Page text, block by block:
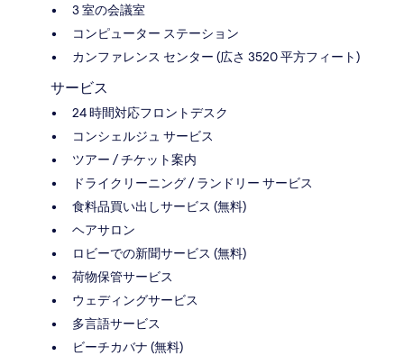
3 室の会議室
コンピューター ステーション
カンファレンス センター (広さ 3520 平方フィート)
サービス
24 時間対応フロントデスク
コンシェルジュ サービス
ツアー / チケット案内
ドライクリーニング / ランドリー サービス
食料品買い出しサービス (無料)
ヘアサロン
ロビーでの新聞サービス (無料)
荷物保管サービス
ウェディングサービス
多言語サービス
ビーチカバナ (無料)